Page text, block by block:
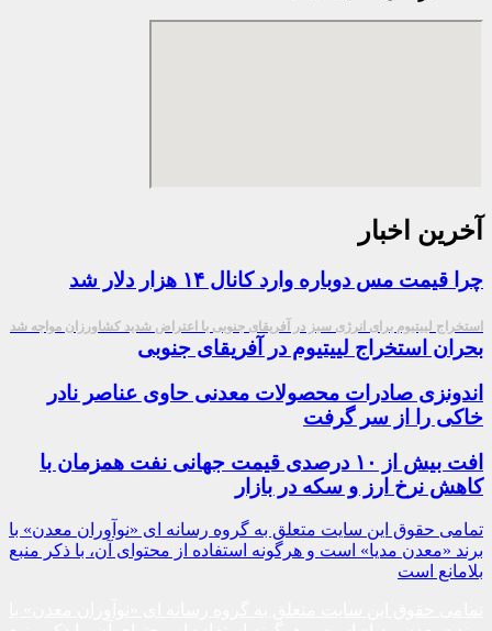
آخرین اخبار
چرا قیمت مس دوباره وارد کانال ۱۴ هزار دلار شد
استخراج لییتیوم برای انرژی سبز در آفریقای جنوبی با اعتراض شدید کشاورزان مواجه شد
بحران استخراج لییتیوم در آفریقای جنوبی
اندونزی صادرات محصولات معدنی حاوی عناصر نادر
خاکی را از سر گرفت
افت بیش از ۱۰ درصدی قیمت جهانی نفت همزمان با
کاهش نرخ ارز و سکه در بازار
تمامی حقوق این سایت متعلق به گروه رسانه ای «نوآوران معدن» با
برند «معدن مدیا» است و هرگونه استفاده از محتوای آن، با ذکر منبع
بلامانع است